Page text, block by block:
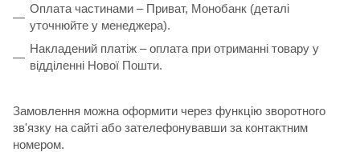
Оплата частинами – Приват, Монобанк (деталі
уточнюйте у менеджера).
Накладений платіж – оплата при отриманні товару у
відділенні Нової Пошти.
Замовлення можна оформити через функцію зворотного
зв'язку на сайті або зателефонувавши за контактним
номером.